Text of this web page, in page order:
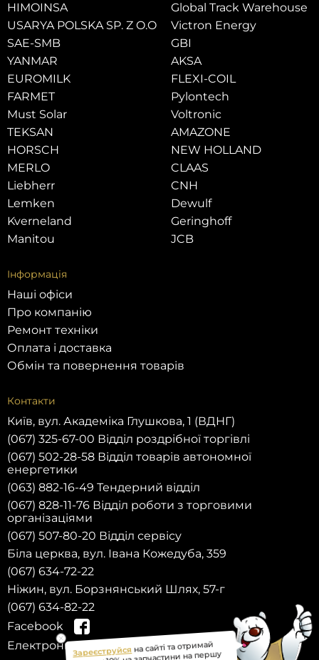
HIMOINSA
USARYA POLSKA SP. Z O.O
SAE-SMB
YANMAR
EUROMILK
FARMET
Must Solar
TEKSAN
HORSCH
MERLO
Liebherr
Lemken
Kverneland
Manitou
Global Track Warehouse
Victron Energy
GBI
AKSA
FLEXI-COIL
Pylontech
Voltronic
AMAZONE
NEW HOLLAND
CLAAS
CNH
Dewulf
Geringhoff
JCB
Інформація
Наші офіси
Про компанію
Ремонт техніки
Оплата і доставка
Обмін та повернення товарів
Контакти
Київ, вул. Академіка Глушкова, 1 (ВДНГ)
(067) 325-67-00 Відділ роздрібної торгівлі
(067) 502-28-58 Відділ товарів автономної
енергетики
(063) 882-16-49 Тендерний відділ
(067) 828-11-76 Відділ роботи з торговими
організаціями
(067) 507-80-20 Відділ сервісу
Біла церква, вул. Івана Кожедуба, 359
(067) 634-72-22
Ніжин, вул. Борзнянський Шлях, 57-г
(067) 634-82-22
Facebook
Електронна пошта:
Зареєструйся
на сайті та отримай
знижку 10% на запчастини на першу